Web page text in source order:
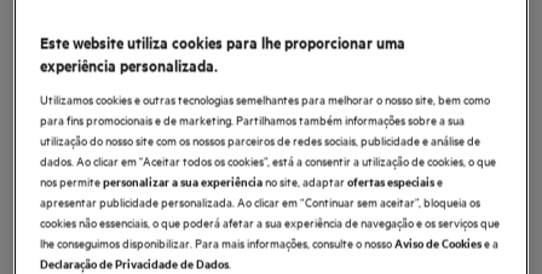
Display LED Explore
Ficha de informação do produto
Benefícios
Forno 6000 SenseCook® com SteamCrisp®: resultados precisos e
crocantes.
SteamCrisp® faz circular o ar do forno para que obtenha pratos crocantes
por fora e suculentos por dentro.
Saiba sempre a temperatura exata, com a Sonda Térmica.
Este website utiliza cookies para lhe proporcionar uma
experiência personalizada.
Utilizamos cookies e outras tecnologias semelhantes para melhorar o nosso site, bem como
para fins promocionais e de marketing. Partilhamos também informações sobre a sua
utilização do nosso site com os nossos parceiros de redes sociais, publicidade e análise de
dados. Ao clicar em "Aceitar todos os cookies”, está a consentir a utilização de cookies, o que
nos permitepersonalizar a sua experiênciano site, adaptarofertas especiaise
apresentar publicidade personalizada. Ao clicar em “Continuar sem aceitar”, bloqueia os
cookies não essenciais, o que poderá afetar a sua experiência de navegação e os serviços que
lhe conseguimos disponibilizar. Para mais informações, consulte o nossoAviso de Cookiese a
Declaração de Privacidade de Dados.